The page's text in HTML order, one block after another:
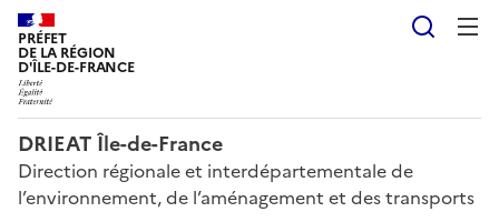
PRÉFET
DE LA RÉGION
D'ÎLE-DE-FRANCE
DRIEAT Île-de-France
Direction régionale et interdépartementale de
l’environnement, de l’aménagement et des transports